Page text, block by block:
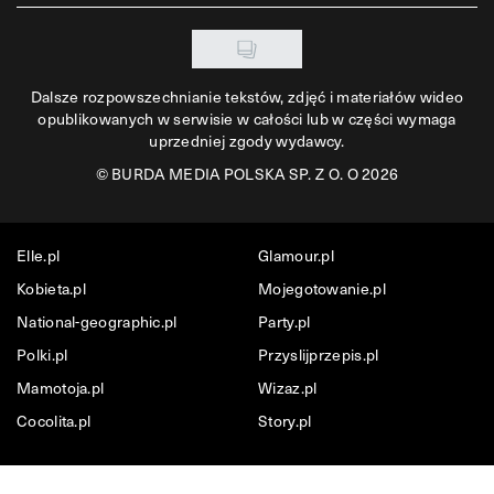
Dalsze rozpowszechnianie tekstów, zdjęć i materiałów wideo
opublikowanych w serwisie w całości lub w części wymaga
uprzedniej zgody wydawcy.
©BURDA MEDIA POLSKA SP. Z O. O 2026
Elle.pl
Glamour.pl
Kobieta.pl
Mojegotowanie.pl
National-geographic.pl
Party.pl
Polki.pl
Przyslijprzepis.pl
Mamotoja.pl
Wizaz.pl
Cocolita.pl
Story.pl